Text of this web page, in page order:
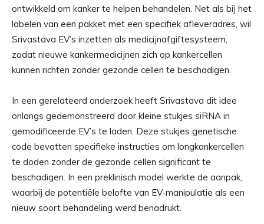
ontwikkeld om kanker te helpen behandelen. Net als bij het
labelen van een pakket met een specifiek afleveradres, wil
Srivastava EV’s inzetten als medicijnafgiftesysteem,
zodat nieuwe kankermedicijnen zich op kankercellen
kunnen richten zonder gezonde cellen te beschadigen.
In een gerelateerd onderzoek heeft Srivastava dit idee
onlangs gedemonstreerd door kleine stukjes siRNA in
gemodificeerde EV’s te laden. Deze stukjes genetische
code bevatten specifieke instructies om longkankercellen
te doden zonder de gezonde cellen significant te
beschadigen. In een preklinisch model werkte de aanpak,
waarbij de potentiële belofte van EV-manipulatie als een
nieuw soort behandeling werd benadrukt.